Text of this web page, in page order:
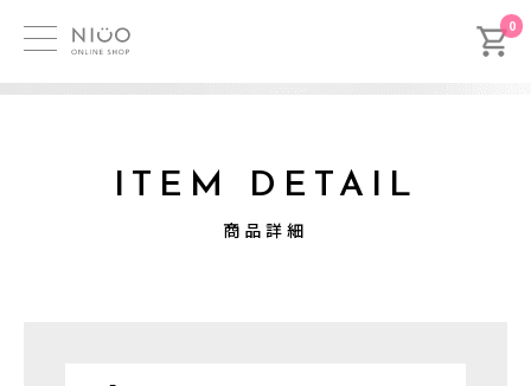
0
ITEM DETAIL
商品詳細